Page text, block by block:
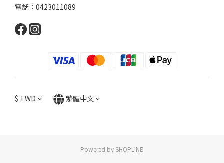
電話：0423011089
$ TWD 繁體中文
Powered by SHOPLINE